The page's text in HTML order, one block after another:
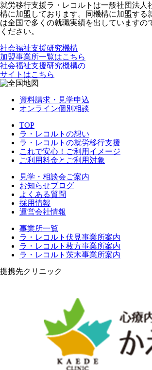
就労移行支援ラ・レコルトは一般社団法人
構に加盟しております。同機構に加盟する
は全国で多くの就職実績を出していますの
ください。
社会福祉支援研究機構
加盟事業所一覧はこちら
社会福祉支援研究機構の
サイトはこちら
資料請求・見学申込
オンライン個別相談
TOP
ラ・レコルトの想い
ラ・レコルトの就労移行支援
これで安心！ご利用イメージ
ご利用料金とご利用対象
見学・相談会ご案内
お知らせブログ
よくある質問
採用情報
運営会社情報
事業所一覧
ラ・レコルト伏見事業所案内
ラ・レコルト枚方事業所案内
ラ・レコルト茨木事業所案内
提携先クリニック